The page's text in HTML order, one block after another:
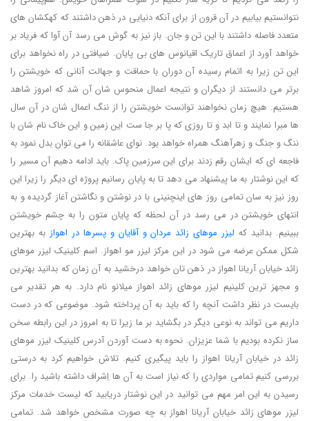
نتوانستیم بیابیم در آن قرون از برای آنکه دنیایی در ذهن داشتند که کهکشان های
متعدد فاصله داشتند با این تن و جان. باز نیز به گوش می رسد آن آوا که فریاد بر
خواهد آورد از اعماق تاریک اقیانوس های بی پایان. ضیافتی در راه نخواهد برای
این تن زیرا به اتمام رسیده آن دوران با حماقت و جهالت آنانی که خویشتن را
برتر می دانستند از دیگران و نتیجه اعمال منحوس شان آن شد که امروز شاهد
هستیم. هیچ زمان نخواهند توانست خویشتن را از ننگ اعمال شان در آن سال
ها مبرا نمایند و تا ابد و تا روزی که پا بر جا ست این زمین و این خاک نام شان با
ننگ و جنگ و زهرآهنگ همراه خواهد بود. نوای عاشقانه را می توان بدل نمود به
فاجعه ای که ایشان رقم زدند برای این سرزمین پاک. باید ادامه دهیم آن مسیر را
که این نوشتار به ما پیشنهاد می دهد تا به پایان رسانیم پروژه ای دیگر را زیرا این
روز نیز به سان تمامی روز های اینچنینی با در نوشتن و نگاشتن آغاز گردیده و به
انتهای خویشتن در می رسد در آن لحظه که پایان متون را به چشم خویشتن
ببینیم. بدانید که لیزر موهای زائد مردان و آقایان و پسرها در اهواز به بهترین
شکل ممکن عرضه می شود در این مرکز لیزر مو اهواز. اسم کلینیک لیزر موهای
زائد خیابان آریانا اهواز در ذهن تان خواهد درخشید به آن زمان که بدانید بهترین
و مجهز ترین کلینیم لیزر موهای زائد اهواز میلانو نام دارد. به هر تقدیر می
بایست در نظر داشت آنچه را که باید به آن پرداخته شود. موضوعی که در دست
داریم می تواند به نوعی دیگر در بگشاید بر ما زیرا تا به امروز در این رابطه سخن
ساز نکرده بودیم با شما عزیزان. نحوه به دست آوردن آدرس کلینیک لیزر موهای
زائد در خیابان آریانا اهواز را باید پیگیری کنیم. تلاش خواهیم کرد به درستی
بررسی کنیم تمامی مواردی را که نیاز است به آن ها اِشراف داشته باشید را. برای
رسیدن به این امر مهم می توانید در این نوشتار دریابید که لیست خدمات مرکز
لیزر موهای زائد خیابان آریانا اهواز به چه صورت مشخص خواهد شد. تمامی